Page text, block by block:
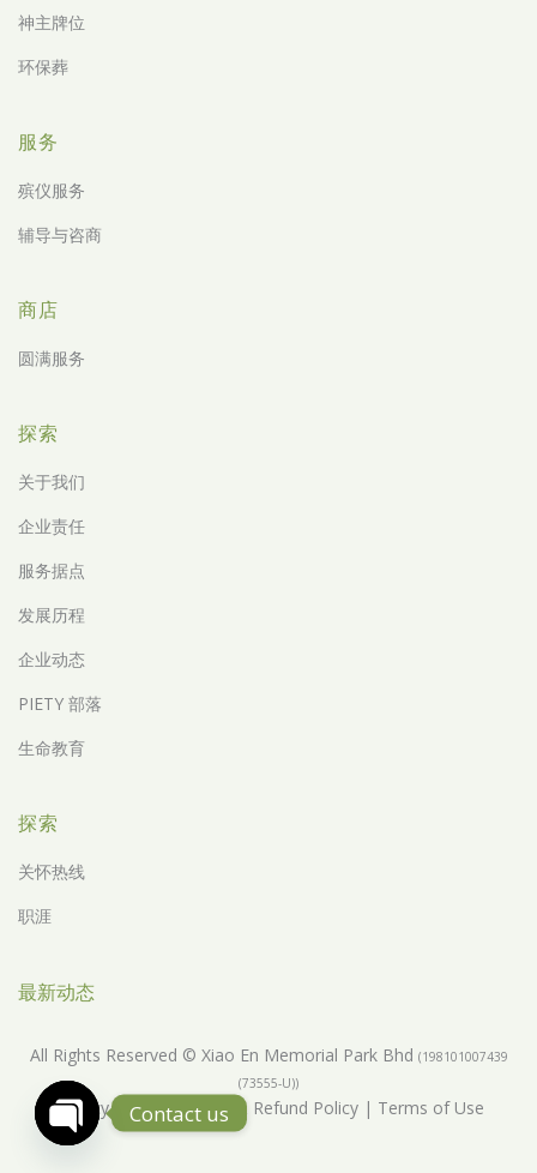
神主牌位
环保葬
服务
殡仪服务
辅导与咨商
商店
圆满服务
探索
关于我们
企业责任
服务据点
发展历程
企业动态
PIETY 部落
生命教育
探索
关怀热线
职涯
最新动态
All Rights Reserved © Xiao En Memorial Park Bhd (198101007439
(73555-U))
Privacy Policy|Return & Refund Policy| Terms of Use
Contact us